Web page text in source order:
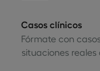
Casos clínicos
Fórmate con
situaciones